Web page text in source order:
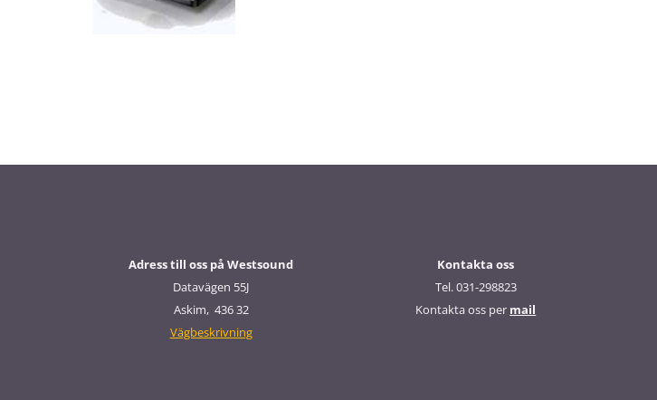
Adress till oss på Westsound
Datavägen 55J
Askim, 436 32
Vägbeskrivning
Kontakta oss
Tel. 031-298823
Kontakta oss per mail